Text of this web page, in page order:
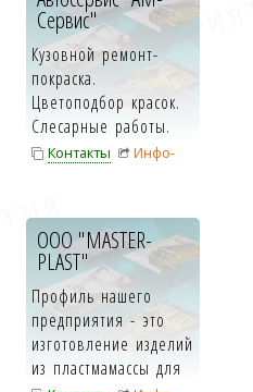
Сервис"
Кузовной ремонт-
покраска.
Цветоподбор красок.
Слесарные работы.
Ремонт ходовой-
Контакты
Инфо-
ООО "MASTER-
PLAST"
Профиль нашего
предприятия - это
изготовление изделий
из пластмамассы для